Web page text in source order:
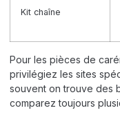
Kit chaîne
Pour les pièces de
privilégiez les sites
souvent on trouve des
comparez toujours